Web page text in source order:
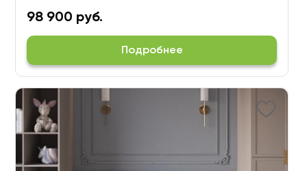
98 900 руб.
Подробнее